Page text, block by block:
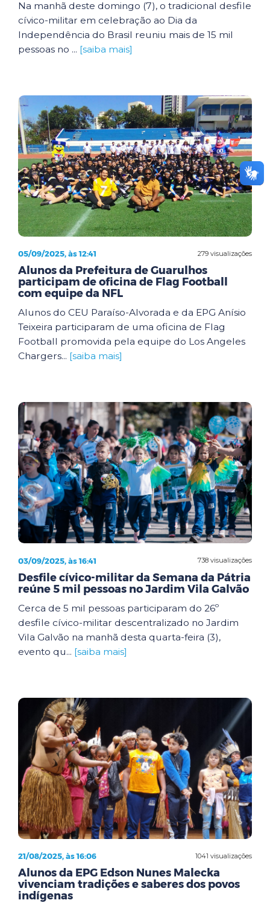
Na manhã deste domingo (7), o tradicional desfile
cívico-militar em celebração ao Dia da
Independência do Brasil reuniu mais de 15 mil
pessoas no ... [saiba mais]
279 visualizações
05/09/2025, às 12:41
Alunos da Prefeitura de Guarulhos
participam de oficina de Flag Football
com equipe da NFL
Alunos do CEU Paraíso-Alvorada e da EPG Anísio
Teixeira participaram de uma oficina de Flag
Football promovida pela equipe do Los Angeles
Chargers... [saiba mais]
738 visualizações
03/09/2025, às 16:41
Desfile cívico-militar da Semana da Pátria
reúne 5 mil pessoas no Jardim Vila Galvão
Cerca de 5 mil pessoas participaram do 26º
desfile cívico-militar descentralizado no Jardim
Vila Galvão na manhã desta quarta-feira (3),
evento qu... [saiba mais]
1041 visualizações
21/08/2025, às 16:06
Alunos da EPG Edson Nunes Malecka
vivenciam tradições e saberes dos povos
indígenas